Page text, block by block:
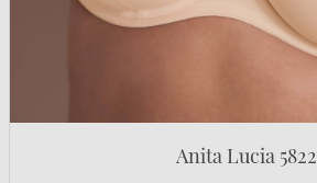
Anita Lucia 5822